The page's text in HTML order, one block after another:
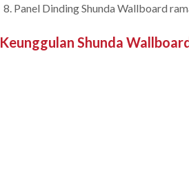
Panel Dinding Shunda Wallboard
Keunggulan Shunda